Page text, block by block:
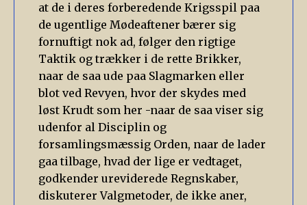
at de i deres forberedende Krigsspil paa
de ugentlige Mødeaftener bærer sig
fornuftigt nok ad, følger den rigtige
Taktik og trækker i de rette Brikker,
naar de saa ude paa Slagmarken eller
blot ved Revyen, hvor der skydes med
løst Krudt som her -naar de saa viser sig
udenfor al Disciplin og
forsamlingsmæssig Orden, naar de lader
gaa tilbage, hvad der lige er vedtaget,
godkender ureviderede Regnskaber,
diskuterer Valgmetoder, de ikke aner,